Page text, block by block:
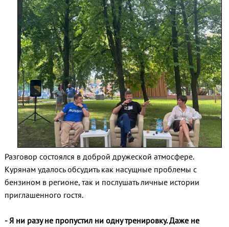
Разговор состоялся в доброй дружеской атмосфере.
Курянам удалось обсудить как насущные проблемы с
бензином в регионе, так и послушать личные истории
приглашенного гостя.
- Я ни разу не пропустил ни одну тренировку. Даже не